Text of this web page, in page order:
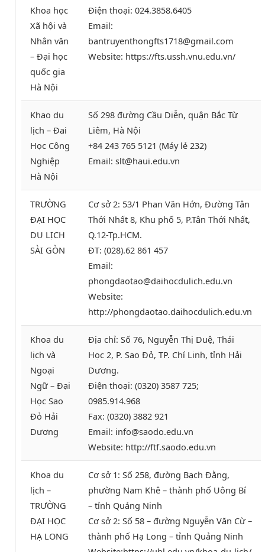
Khoa học
Xã hội và
Nhân văn
– Đại học
quốc gia
Hà Nội
Điện thoại: 024.3858.6405
Email:
bantruyenthongfts1718@gmail.com
Website: https://fts.ussh.vnu.edu.vn/
Khao du
lịch – Đai
Học Công
Nghiệp
Hà Nội
Số 298 đường Cầu Diễn, quận Bắc Từ
Liêm, Hà Nội
+84 243 765 5121 (Máy lẻ 232)
Email: slt@haui.edu.vn
TRƯỜNG
ĐẠI HỌC
DU LỊCH
SÀI GÒN
Cơ sở 2: 53/1 Phan Văn Hớn, Đường Tân
Thới Nhất 8, Khu phố 5, P.Tân Thới Nhất,
Q.12-Tp.HCM.
ĐT: (028).62 861 457
Email:
phongdaotao@daihocdulich.edu.vn
Website:
http://phongdaotao.daihocdulich.edu.vn
Khoa du
lịch và
Ngoại
Ngữ – Đại
Học Sao
Đỏ Hải
Dương
Địa chỉ: Số 76, Nguyễn Thị Duệ, Thái
Học 2, P. Sao Đỏ, TP. Chí Linh, tỉnh Hải
Dương.
Điện thoại: (0320) 3587 725;
0985.914.968
Fax: (0320) 3882 921
Email: info@saodo.edu.vn
Website: http://ftf.saodo.edu.vn
Khoa du
lịch –
TRƯỜNG
ĐẠI HỌC
HẠ LONG
Cơ sở 1: Số 258, đường Bạch Đằng,
phường Nam Khê – thành phố Uông Bí
– tỉnh Quảng Ninh
Cơ sở 2: Số 58 – đường Nguyễn Văn Cừ –
thành phố Hạ Long – tỉnh Quảng Ninh